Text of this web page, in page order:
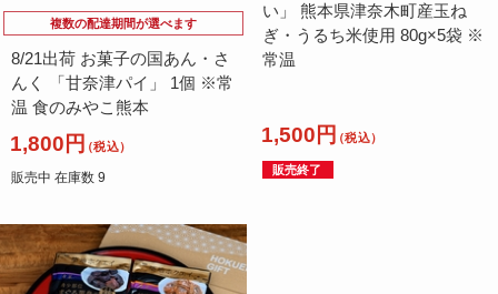
複数の配達期間が選べます
8/21出荷 お菓子の国あん・さ
んく 「甘奈津パイ」 1個 ※常
温 食のみやこ熊本
1,800円（税込）
販売中 在庫数 9
い」 熊本県津奈木町産玉ね
ぎ・うるち米使用 80g×5袋 ※
常温
1,500円（税込）
販売終了